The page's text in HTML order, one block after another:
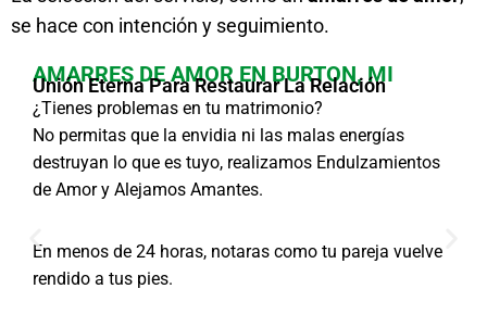
se hace con intención y seguimiento.
AMARRES DE AMOR EN BURTON, MI
Unión Eterna Para Restaurar La Relación
¿Tienes problemas en tu matrimonio?
No permitas que la envidia ni las malas energías
destruyan lo que es tuyo, realizamos Endulzamientos
de Amor y Alejamos Amantes.
En menos de 24 horas, notaras como tu pareja vuelve
rendido a tus pies.